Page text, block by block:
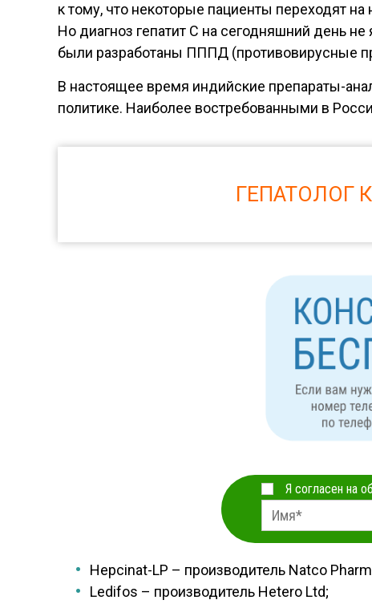
к тому, что некоторые пациенты переходят
Но диагноз гепатит С на сегодняшний день
были разработаны ПППД (противовирусные
В настоящее время индийские препараты-
политике. Наиболее востребованными в
ГЕПАТОЛОГ
Я согласен на
Hepcinat-LP – производитель Natco
Ledifos – производитель Hetero Ltd;